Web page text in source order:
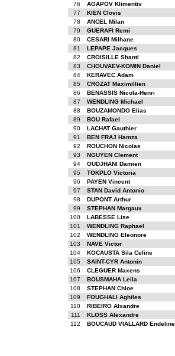
76
AGAPOV Klimentiv
77
KIEN Clovis
78
ANCEL Milan
79
GUERAFI Remi
80
CESARI Milhane
81
LEPAPE Jacques
82
CROISILLE Shanti
83
CHOUVAEV-KOMIN Daniel
84
KERAVEC Adam
85
CROZAT Maximillien
86
BENASSIS Nicola-Henri
87
WENDLING Michael
88
BOUZAMONDO Elias
89
BOU Rafael
90
LACHAT Gauthier
91
BEN FRAJ Hamza
92
ROUCHON Nicolas
93
NGUYEN Clement
94
OUDJHANI Damien
95
TOKPLO Victoria
96
PAYEN Vincent
97
STAN David Antonio
98
DUPONT Arthur
99
STEPHAN Margaux
100
LABESSE Lise
101
WENDLING Raphael
102
WENDLING Eleonore
103
NAVE Victor
104
KOCAUSTA Sila Celine
105
SAINT-CYR Antonin
106
CLEGUER Maxens
107
BOUSMAHA Leila
108
STEPHAN Chloe
109
FOUGHALI Aghiles
110
RIBEIRO Alxandre
111
KLOSS Alexandre
112
BOUCAUD VIALLARD Endeline